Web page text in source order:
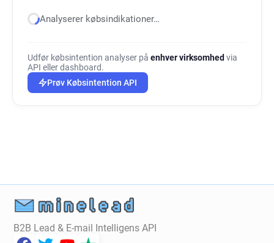
Analyserer købsindikationer…
Udfør købsintention analyser på enhver virksomhed via
API eller dashboard.
Prøv Købsintention API
B2B Lead & E-mail Intelligens API